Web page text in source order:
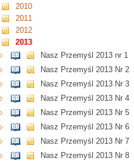
2010
2011
2012
2013
Nasz Przemyśl 2013 nr 1
Nasz Przemyśl 2013 Nr 2
Nasz Przemyśl 2013 Nr 3
Nasz Przemyśl 2013 Nr 4
Nasz Przemyśl 2013 Nr 5
Nasz Przemyśl 2013 Nr 6
Nasz Przemyśl 2013 Nr 7
Nasz Przemyśl 2013 Nr 8